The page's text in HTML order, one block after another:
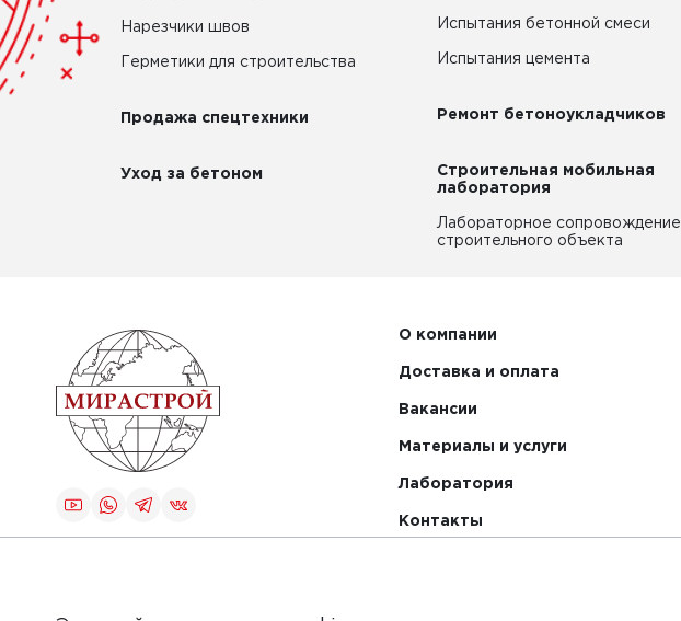
Нарезчики швов
Герметики для строительства
Продажа спецтехники
Уход за бетоном
Испытания бетонной смеси
Испытания цемента
Ремонт бетоноукладчиков
Строительная мобильная
лаборатория
Лабораторное сопровождение
строительного объекта
О компании
Доставка и оплата
Вакансии
Материалы и услуги
Лаборатория
Контакты